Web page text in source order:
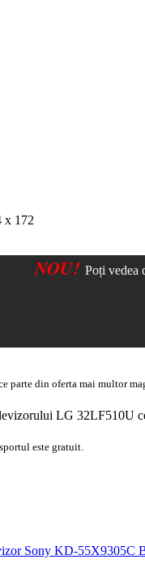
x 172
NOU! Poți vedea
parte din oferta mai multor
LG 32LF510U
este gratuit.